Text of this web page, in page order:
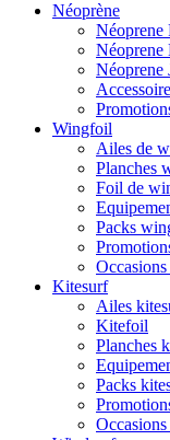
Néoprène
Néoprene
Néoprene
Néoprene
Wingfoil
Ailes de
Planches
Foil de
Packs
Kitesurf
Ailes
Kitefoil
Planches
Packs